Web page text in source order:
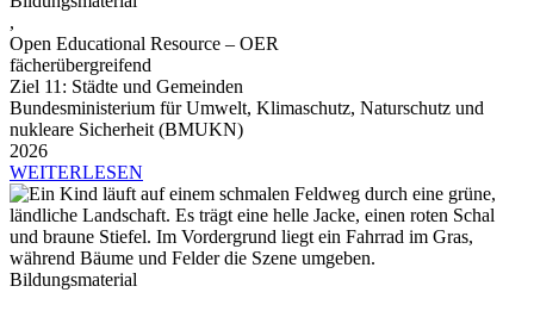
,
Open Educational Resource – OER
fächerübergreifend
Ziel 11: Städte und Gemeinden
Bundesministerium für Umwelt, Klimaschutz, Naturschutz und
nukleare Sicherheit (BMUKN)
2026
WEITERLESEN
Bildungsmaterial